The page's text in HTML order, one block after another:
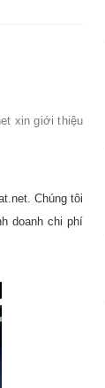
xin giới thiệu
Chúng tôi
doanh chi phí